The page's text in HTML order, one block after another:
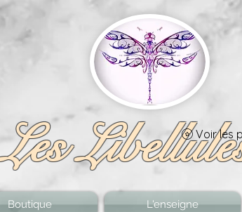
Les
Boutique L'enseigne